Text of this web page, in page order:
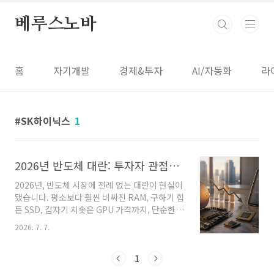
베루스노바
홈 자기개발 경제&투자 AI/자동화 라
SK하이닉스 1
2026년 반도체 대란: 투자자 관점에서 기회와 위험은 무엇인가
2026년, 반도체 시장에 전례 없는 대란이 현실이
됐습니다. 평소보다 훨씬 비싸진 RAM, 구하기 힘
든 SSD, 갑자기 치솟은 GPU 가격까지, 단순한
공급망 이슈를 넘어 AI 데이터센터의 폭발적 성
장과 HBM, DDR5 생산 집중이 시장 구조 자체를
도체 대란의 진짜 원인과 실제 데이터, 주요 기업
2026. 7. 7.
1